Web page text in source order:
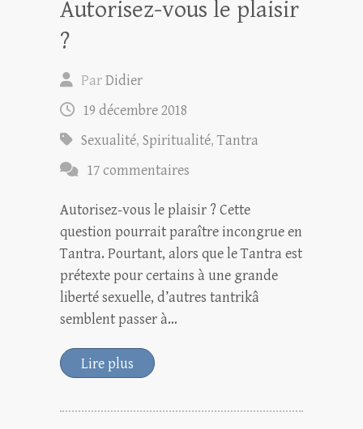
Autorisez-vous le plaisir
?
ParDidier
19 décembre 2018
Sexualité, Spiritualité,Tantra
17 commentaires
Autorisez-vous le plaisir ? Cette
question pourrait paraître incongrue en
Tantra. Pourtant, alors que le Tantra est
prétexte pour certains à une grande
liberté sexuelle, d’autres tantrikâ
semblent passer à…
Lire plus